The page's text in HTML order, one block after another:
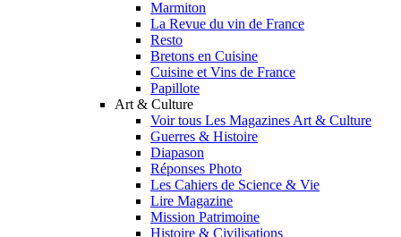
Marmiton
La Revue du vin de France
Resto
Bretons en Cuisine
Cuisine et Vins de France
Papillote
Art & Culture
Voir tous Les Magazines Art & Culture
Guerres & Histoire
Diapason
Réponses Photo
Les Cahiers de Science & Vie
Lire Magazine
Mission Patrimoine
Histoire & Civilisations